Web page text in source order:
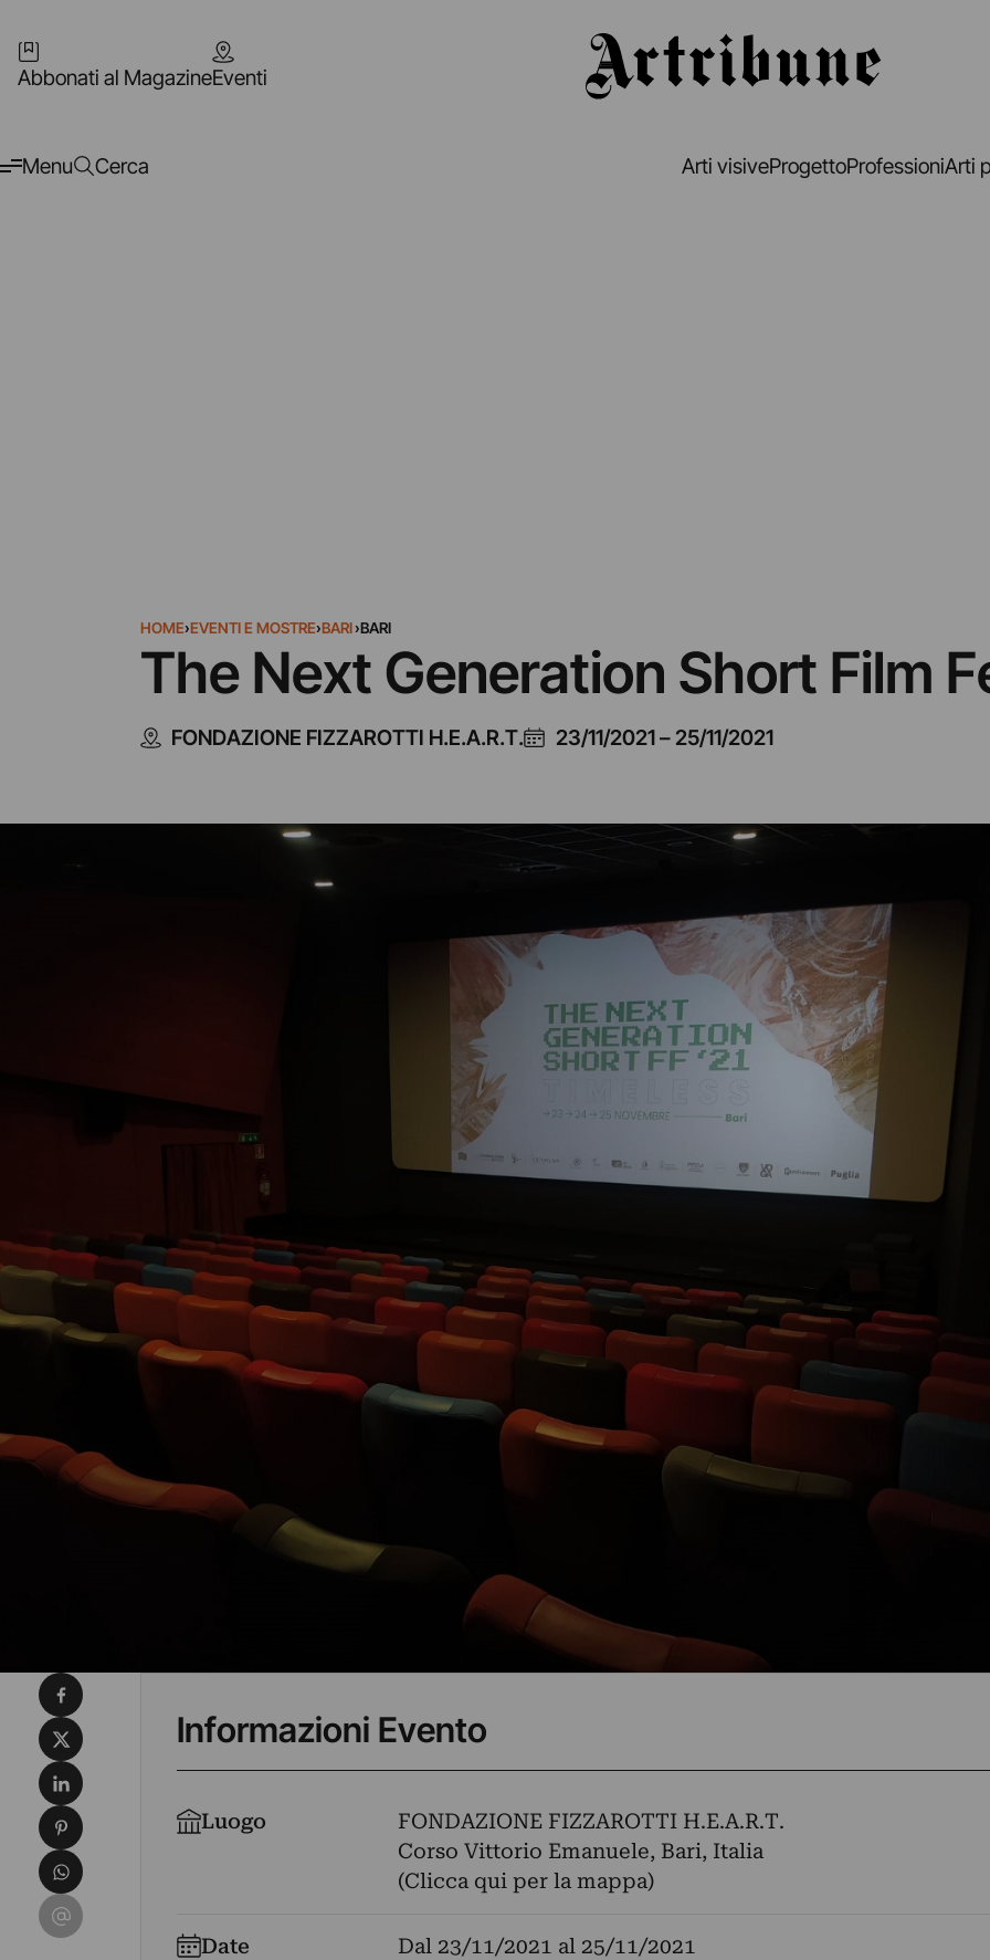
Abbonati al MagazineEventi
Menu Cerca Arti visiveProgettoProfessioniArti
HOME›EVENTI E MOSTRE›BARI›BARI
The Next Generation Short Film
FONDAZIONE FIZZAROTTI H.E.A.R.T. 23/11/2021– 25/11/2021
Informazioni Evento
Luogo
FONDAZIONE FIZZAROTTI H.E.A.R.T.
Corso Vittorio Emanuele, Bari, Italia
(Clicca qui per la mappa)
Date Dal 23/11/2021 al 25/11/2021
Condividi su Facebook
Condividi su X
Condividi su LinkedIn
Condividi su Pinterest
Condividi su WhatsApp
Condividi su Email